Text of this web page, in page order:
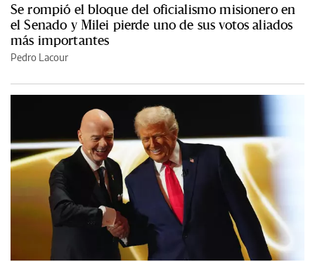
Se rompió el bloque del oficialismo misionero en
el Senado y Milei pierde uno de sus votos aliados
más importantes
Pedro Lacour